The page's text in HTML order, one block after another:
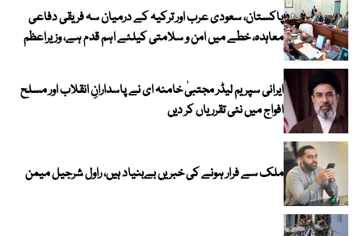
پاکستان، سعودی عرب اور ترکیہ کے درمیان سہ فریقی دفاعی
معاہدہ، خطے میں امن و سلامتی کیلئے اہم قدم ہے، وزیراعظم
ایرانی سپریم لیڈر مجتبیٰ خامنہ ای نے پاسدارانِ انقلاب اور مسلح
افواج میں نئی تقرریاں کر دیں
ملک سے فرار ہونے کی خبریں بےبنیاد ہیں، راول شرجیل میمن